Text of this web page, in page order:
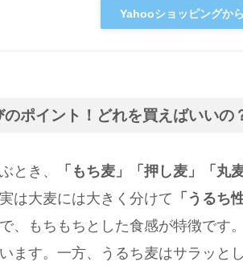
Yahooショッピングか
のポイント！どれを買えばいいの
とき、 「もち麦」「押し麦」「丸麦
は大麦には大きく分けて 「うるち
、もちもちとした食感が特徴です
ます。一方、うるち麦はサラッと